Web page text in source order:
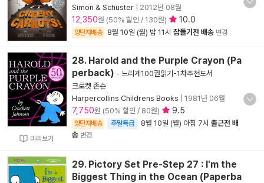
Simon & Schuster
2012년 08월
12,350원 (50% 할인 / 130원) 10.0
양탄자배송 8월 10일 (월) 밤 11시 잠들기전 배송 변경
미리보기
28. Harold and the Purple Crayon (Pa
perback) - 느리게100권읽기-1차추천도서
크로켓 존슨
Harpercollins Childrens Books
1981년 06월
7,750원 (50% 할인 / 80원) 9.5
양탄자배송 주말특급 8월 10일 (월) 아침 7시 출근전 배
송 변경
29. Pictory Set Pre-Step 27 : I'm the
Biggest Thing in the Ocean (Paperba